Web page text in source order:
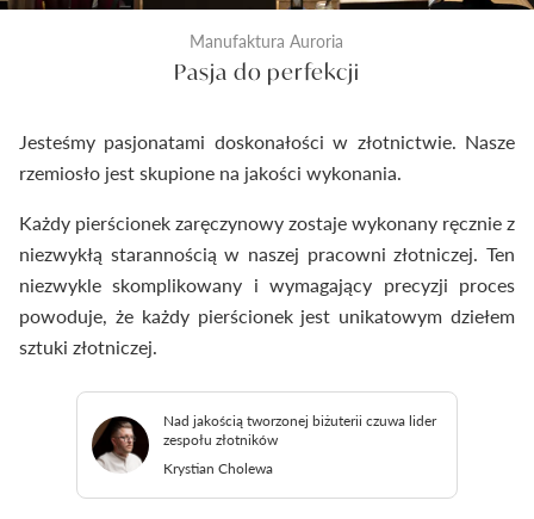
Manufaktura Auroria
Pasja do perfekcji
Jesteśmy pasjonatami doskonałości w złotnictwie. Nasze
rzemiosło jest skupione na jakości wykonania.
Każdy pierścionek zaręczynowy zostaje wykonany ręcznie z
niezwykłą starannością w naszej pracowni złotniczej. Ten
niezwykle skomplikowany i wymagający precyzji proces
powoduje, że każdy pierścionek jest unikatowym dziełem
sztuki złotniczej.
Nad jakością tworzonej biżuterii czuwa lider
zespołu złotników
Krystian Cholewa